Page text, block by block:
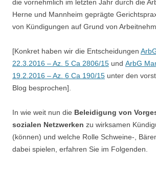
die vornehmlich im letzten Jahr durch die
Herne und Mannheim geprägte
von Kündigungen auf Grund von
[Konkret haben wir die Entscheidungen
22.3.2016 – Az. 5 Ca 2806/15 und ArbG
19.2.2016 – Az. 6 Ca 190/15 unter den
Blog besprochen].
In wie weit nun die Beleidigung von
sozialen Netzwerken zu wirksamen
(können) und welche Rolle Schweine-,
dabei spielen, erfahren Sie im Folgenden.